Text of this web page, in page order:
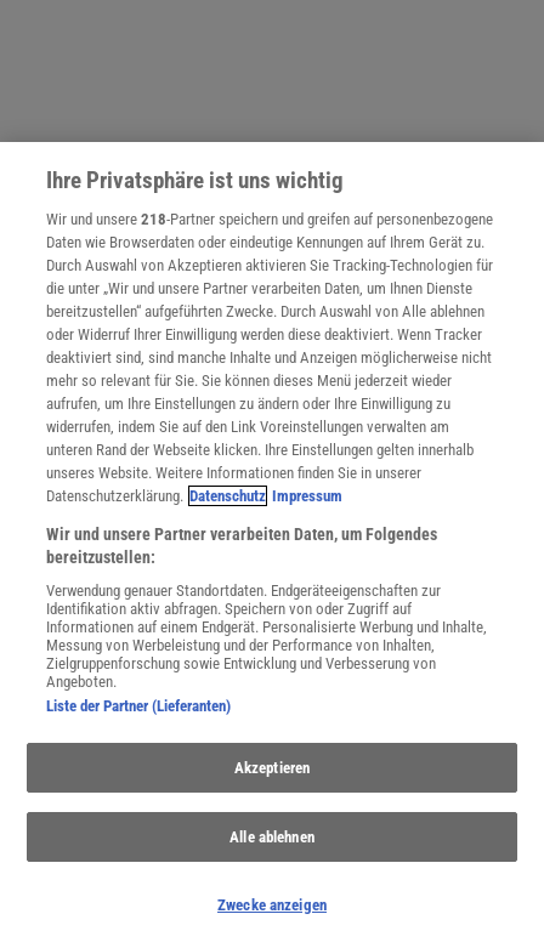
NACH OBEN
Für Sie im Spektrum-Shop und am Kiosk:
WEITERE NEUERSCHEINUNGEN SPEKTRUM SHOP
Spektrum.de-Newsletter abonnieren
Sie können unsere Newsletter jederzeit wieder abbestellen. Infos zu unserem Umgang
Ihre Privatsphäre ist uns wichtig
Wir und unsere218-Partner speichern und greifen auf personenbezogene
Daten wie Browserdaten oder eindeutige Kennungen auf Ihrem Gerät zu.
Durch Auswahl von Akzeptieren aktivieren Sie Tracking-Technologien für
die unter „Wir und unsere Partner verarbeiten Daten, um Ihnen Dienste
bereitzustellen“ aufgeführten Zwecke. Durch Auswahl von Alle ablehnen
oder Widerruf Ihrer Einwilligung werden diese deaktiviert. Wenn Tracker
deaktiviert sind, sind manche Inhalte und Anzeigen möglicherweise nicht
mehr so relevant für Sie. Sie können dieses Menü jederzeit wieder
aufrufen, um Ihre Einstellungen zu ändern oder Ihre Einwilligung zu
widerrufen, indem Sie auf den Link Voreinstellungen verwalten am
unteren Rand der Webseite klicken. Ihre Einstellungen gelten innerhalb
unseres Website. Weitere Informationen finden Sie in unserer
Datenschutzerklärung. Datenschutz Impressum
Wir und unsere Partner verarbeiten Daten, um Folgendes
bereitzustellen:
Verwendung genauer Standortdaten. Endgeräteeigenschaften zur
Identifikation aktiv abfragen. Speichern von oder Zugriff auf
Informationen auf einem Endgerät. Personalisierte Werbung und Inhalte,
Messung von Werbeleistung und der Performance von Inhalten,
Zielgruppenforschung sowie Entwicklung und Verbesserung von
Angeboten.
Liste der Partner (Lieferanten)
Akzeptieren
Alle ablehnen
Zwecke anzeigen